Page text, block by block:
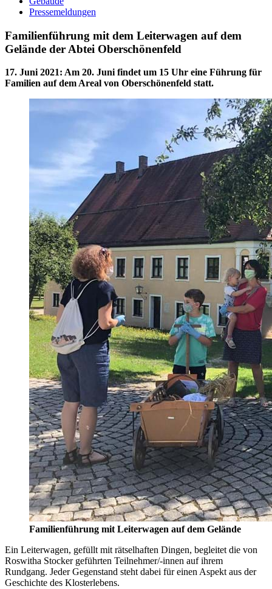
Pressemeldungen
Familienführung mit dem Leiterwagen auf dem
Gelände der Abtei Oberschönenfeld
17. Juni 2021: Am 20. Juni findet um 15 Uhr eine Führung für
Familien auf dem Areal von Oberschönenfeld statt.
Familienführung mit Leiterwagen auf dem Gelände
Ein Leiterwagen, gefüllt mit rätselhaften Dingen, begleitet die von
Roswitha Stocker geführten Teilnehmer/-innen auf ihrem
Rundgang. Jeder Gegenstand steht dabei für einen Aspekt aus der
Geschichte des Klosterlebens.